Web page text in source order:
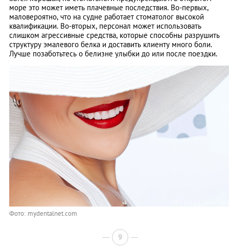
море это может иметь плачевные последствия. Во-первых,
маловероятно, что на судне работает стоматолог высокой
квалификации. Во-вторых, персонал может использовать
слишком агрессивные средства, которые способны разрушить
структуру эмалевого белка и доставить клиенту много боли.
Лучше позаботьтесь о белизне улыбки до или после поездки.
Фото: mydentalnet.com
9